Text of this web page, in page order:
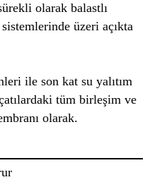
olarak balastlı
üzeri açıkta
ile son kat su yalıtım
tüm birleşim ve
olarak.